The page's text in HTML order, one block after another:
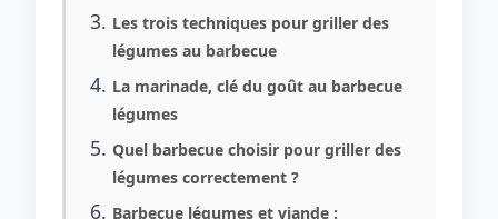
Les trois techniques pour griller des
légumes au barbecue
La marinade, clé du goût au barbecue
légumes
Quel barbecue choisir pour griller des
légumes correctement ?
Barbecue légumes et viande :